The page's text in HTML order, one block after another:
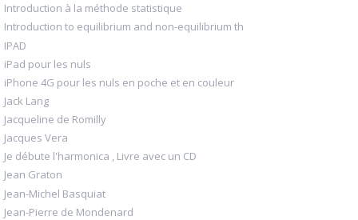
Introduction à la méthode statistique
Introduction to equilibrium and non-equilibrium th
IPAD
iPad pour les nuls
iPhone 4G pour les nuls en poche et en couleur
Jack Lang
Jacqueline de Romilly
Jacques Vera
Je débute l'harmonica , Livre avec un CD
Jean Graton
Jean-Michel Basquiat
Jean-Pierre de Mondenard